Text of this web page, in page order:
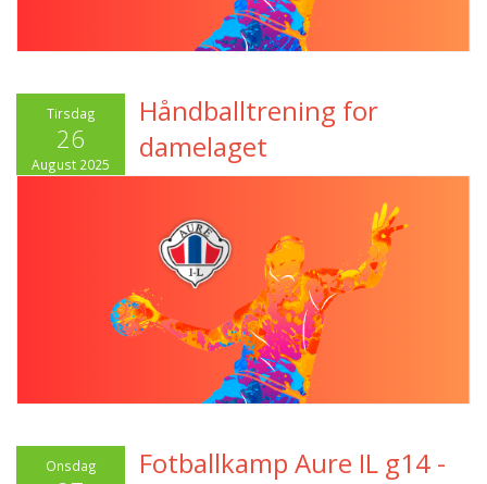
Tirsdag
26
August 2025
Håndballtrening for
damelaget
Onsdag Fotballkamp Aure IL g14 -